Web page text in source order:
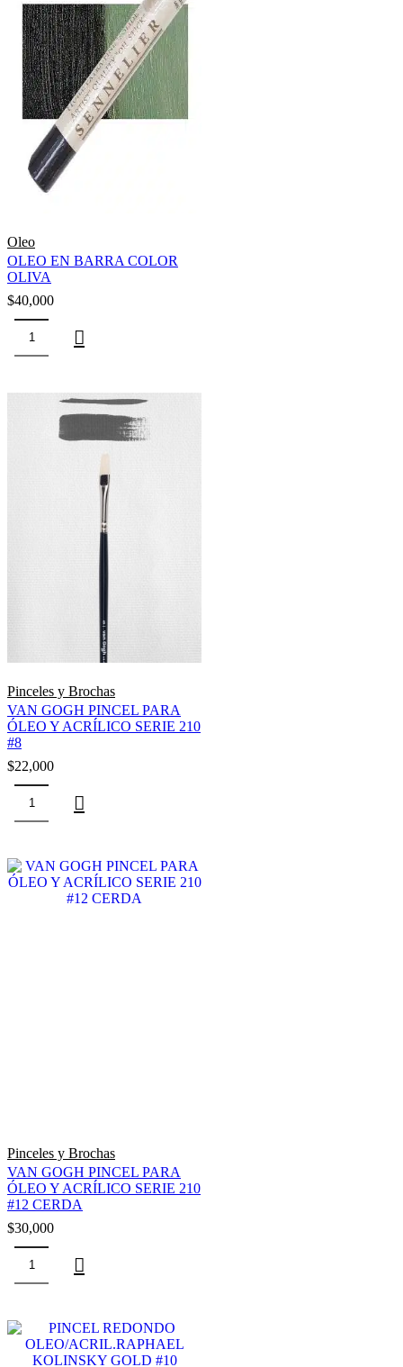
Oleo
OLEO EN BARRA COLOR
OLIVA
$40,000
Pinceles y Brochas
VAN GOGH PINCEL PARA
ÓLEO Y ACRÍLICO SERIE 210
#8
$22,000
Pinceles y Brochas
VAN GOGH PINCEL PARA
ÓLEO Y ACRÍLICO SERIE 210
#12 CERDA
$30,000